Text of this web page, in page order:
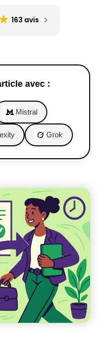
163 avis
avec :
Mistral
Grok